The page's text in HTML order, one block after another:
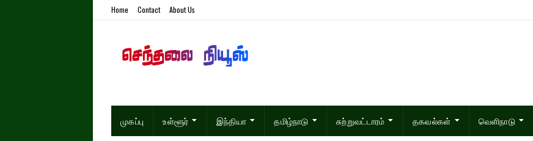
Home Contact About Us
முகப்பு உள்ளூர் இந்தியா தமிழ்நாடு சுற்றுவட்டாரம் தகவல்கள் வெளிநாடு